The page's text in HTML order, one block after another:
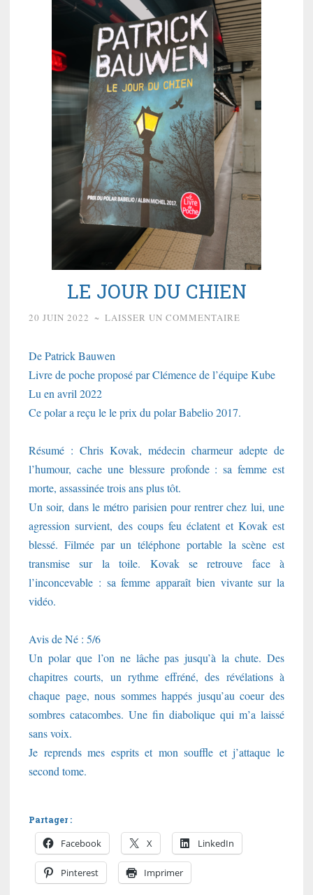
LE JOUR DU CHIEN
20 JUIN 2022 ~ LAISSER UN COMMENTAIRE
De Patrick Bauwen
Livre de poche proposé par Clémence de l’équipe Kube
Lu en avril 2022
Ce polar a reçu le le prix du polar Babelio 2017.
Résumé : Chris Kovak, médecin charmeur adepte de
l’humour, cache une blessure profonde : sa femme est
morte, assassinée trois ans plus tôt.
Un soir, dans le métro parisien pour rentrer chez lui, une
agression survient, des coups feu éclatent et Kovak est
blessé. Filmée par un téléphone portable la scène est
transmise sur la toile. Kovak se retrouve face à
l’inconcevable : sa femme apparaît bien vivante sur la
vidéo.
Avis de Né : 5/6
Un polar que l’on ne lâche pas jusqu’à la chute. Des
chapitres courts, un rythme effréné, des révélations à
chaque page, nous sommes happés jusqu’au coeur des
sombres catacombes. Une fin diabolique qui m’a laissé
sans voix.
Je reprends mes esprits et mon souffle et j’attaque le
second tome.
Partager :
Facebook X LinkedIn
Pinterest Imprimer